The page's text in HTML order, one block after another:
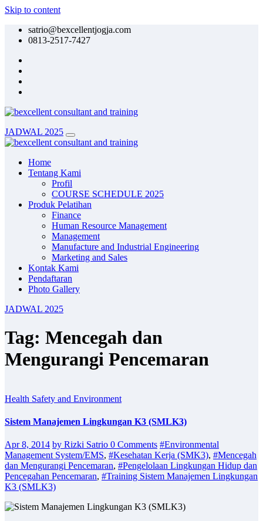
Skip to content
satrio@bexcellentjogja.com
0813-2517-7427
JADWAL 2025
Home
Tentang Kami
Profil
COURSE SCHEDULE 2025
Produk Pelatihan
Finance
Human Resource Management
Management
Manufacture and Industrial Engineering
Marketing and Sales
Kontak Kami
Pendaftaran
Photo Gallery
JADWAL 2025
Tag: Mencegah dan
Mengurangi Pencemaran
Health Safety and Environment
Sistem Manajemen Lingkungan K3 (SMLK3)
Apr 8, 2014 by Rizki Satrio 0 Comments #Environmental
Management System/EMS, #Kesehatan Kerja (SMK3), #Mencegah
dan Mengurangi Pencemaran, #Pengelolaan Lingkungan Hidup dan
Pencegahan Pencemaran, #Training Sistem Manajemen Lingkungan
K3 (SMLK3)